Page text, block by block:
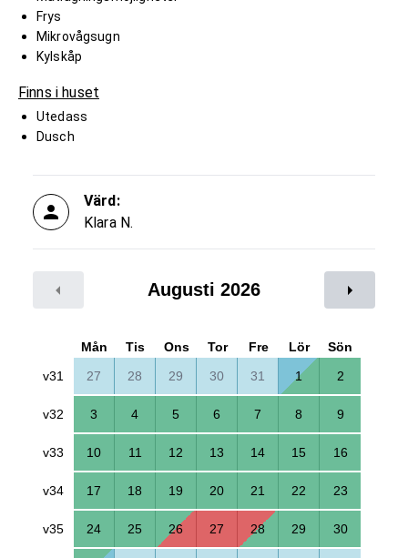
Frys
Mikrovågsugn
Kylskåp
Finns i huset
Utedass
Dusch
Värd:
Klara N.
Augusti 2026
Mån Tis Ons Tor Fre Lör
Sön
v31
27 28 29 30 31 1 2
v32 3 4 5 6 7 8 9
v33 10 11 12 13 14 15 16
v34 17 18 19 20 21 22 23
v35 24 25 26 27 28 29 30